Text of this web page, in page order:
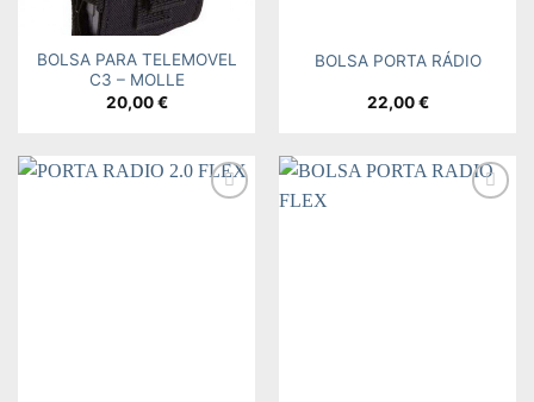
BOLSA PARA TELEMOVEL
C3 – MOLLE
20,00€
BOLSA PORTA RÁDIO
22,00€